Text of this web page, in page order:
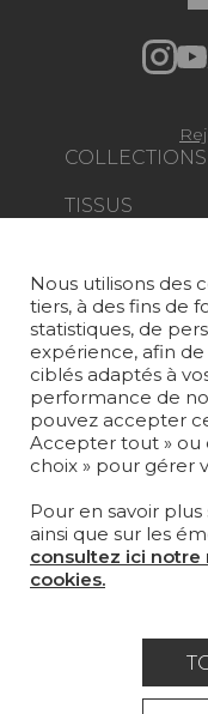
COLLECTIONS
TISSUS
TAPIS ET
MOBILIER
PROJETS
SUR-MESURE
MAGAZINE
LA MAISON
OÙ NOUS
Nous utilisons des
tiers, à des fins de
statistiques, de
expérience, afin
ciblés adaptés à
performance de
pouvez accepter
Accepter tout » ou
choix » pour gérer
Pour en savoir
ainsi que sur les
consultez ici
cookies.